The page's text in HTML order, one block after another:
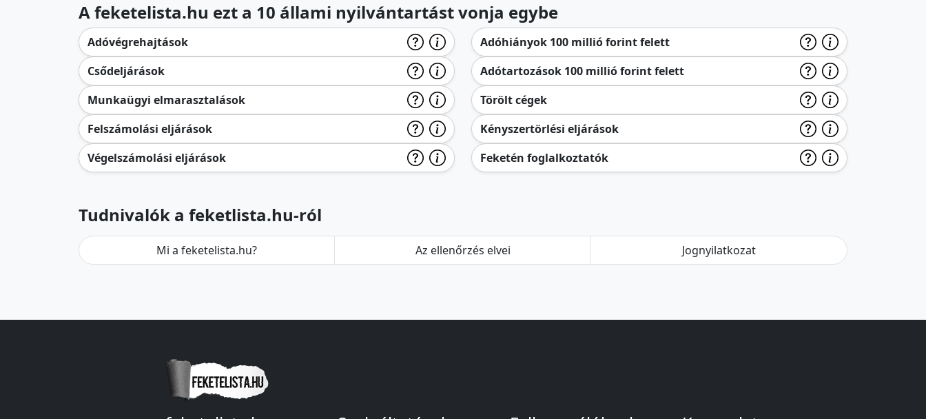
A feketelista.hu ezt a 10 állami nyilvántartást vonja egybe
Adóvégrehajtások
Csődeljárások
Munkaügyi elmarasztalások
Felszámolási eljárások
Végelszámolási eljárások
Adóhiányok 100 millió forint felett
Adótartozások 100 millió forint felett
Törölt cégek
Kényszertörlési eljárások
Feketén foglalkoztatók
Tudnivalók a feketlista.hu-ról
Mi a feketelista.hu? Az ellenőrzés elvei Jognyilatkozat